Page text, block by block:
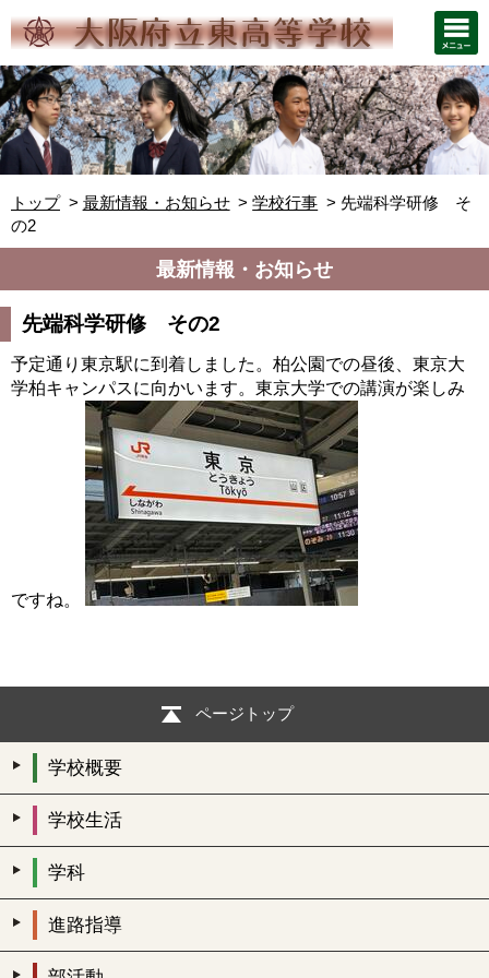
トップ 最新情報・お知らせ 学校行事
先端科学研修 そ
の2
最新情報・お知らせ
先端科学研修 その2
予定通り東京駅に到着しました。柏公園での昼後、東京大
学柏キャンパスに向かいます。東京大学での講演が楽しみ
ですね。
ページトップ
学校概要
学校生活
学科
進路指導